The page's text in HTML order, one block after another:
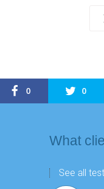
0 0
What
See all